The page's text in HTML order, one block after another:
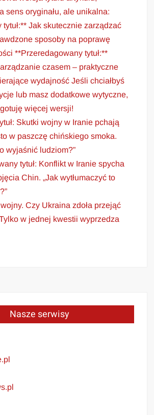
sens oryginału, ale unikalna:
tytuł:** Jak skutecznie zarządzać
sposoby na poprawę
**Przeredagowany tytuł:**
czasem – praktyczne
wydajność Jeśli chciałbyś
lub masz dodatkowe wytyczne,
więcej wersji!
Skutki wojny w Iranie pchają
w paszczę chińskiego smoka.
wyjaśnić ludziom?”
tytuł: Konflikt w Iranie spycha
Chin. „Jak wytłumaczyć to
Czy Ukraina zdoła przejąć
w jednej kwestii wyprzedza
Nasze serwisy